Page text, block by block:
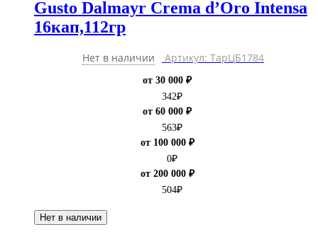
Gusto Dalmayr Crema d’Oro Intensa
16кап,112гр
Нет в наличии Артикул: ТарЦБ1784
от 30 000 ₽
342₽
от 60 000 ₽
563₽
от 100 000 ₽
0₽
от 200 000 ₽
504₽
Нет в наличии